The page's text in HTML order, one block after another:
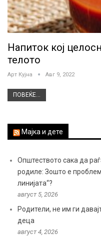
Напиток кој
телото
Арт Кујна Авг 9, 2022
ПОВЕЌЕ...
Мајка и дете
Општеството сака да
родиле: Зошто е
линијата“?
август 5, 2026
Родители, не им ги
деца
август 4, 2026